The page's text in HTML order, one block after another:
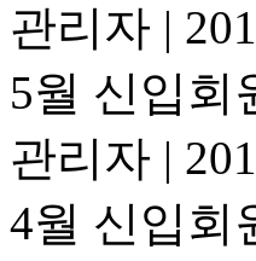
관리자 |
5월 신입회
관리자 |
4월 신입회